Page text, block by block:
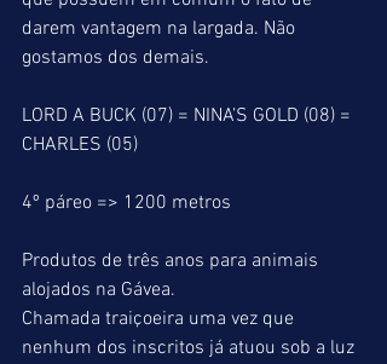
darem vantagem na largada. Não
gostamos dos demais.
LORD A BUCK (07) = NINA’S GOLD (08) =
CHARLES (05)
4º páreo => 1200 metros
Produtos de três anos para animais
alojados na Gávea.
Chamada traiçoeira uma vez que
nenhum dos inscritos já atuou sob a luz